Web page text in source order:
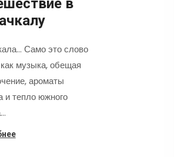
в
Само это слово
музыка, обещая
ароматы
и тепло южного